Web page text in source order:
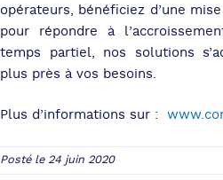
opérateurs, bénéficiez d’une
pour répondre à
temps partiel, nos solutions
plus près à vos besoins.
Plus d’informations sur :
Posté le 24 juin 2020